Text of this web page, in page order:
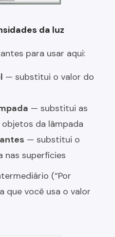
da luz
para usar aqui:
— substitui o valor do
— substitui as
da lâmpada
— substitui o
nas superfícies
(“Por
que você usa o valor